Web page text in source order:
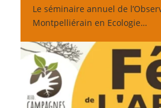
Le séminaire annuel de
Montpelliérain en Ecologie…